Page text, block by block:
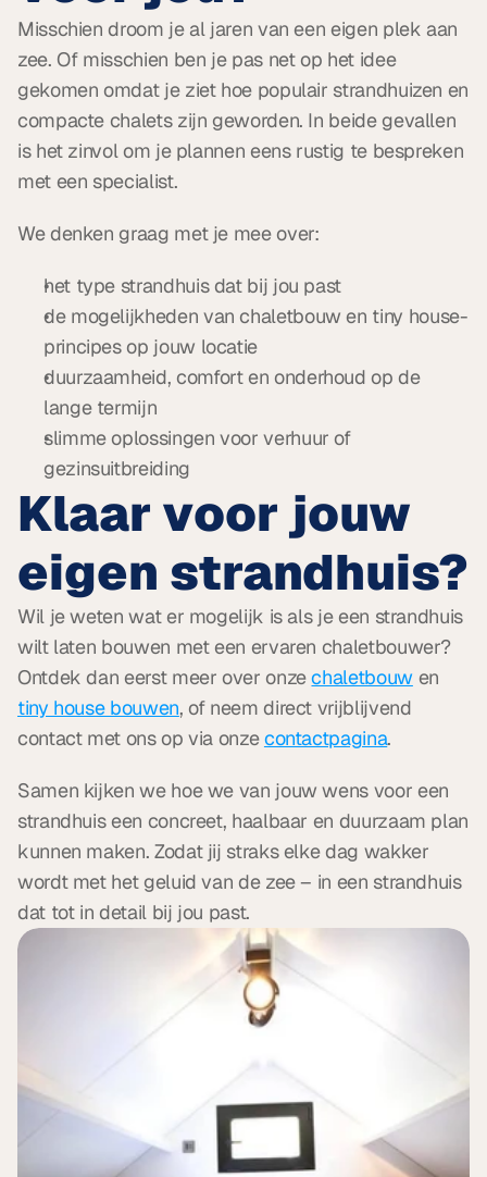
Misschien droom je al jaren van een eigen plek aan
zee. Of misschien ben je pas net op het idee
gekomen omdat je ziet hoe populair strandhuizen en
compacte chalets zijn geworden. In beide gevallen
is het zinvol om je plannen eens rustig te bespreken
met een specialist.
We denken graag met je mee over:
het type strandhuis dat bij jou past
de mogelijkheden van chaletbouw en tiny house-
principes op jouw locatie
duurzaamheid, comfort en onderhoud op de
lange termijn
slimme oplossingen voor verhuur of
gezinsuitbreiding
Klaar voor jouw
eigen strandhuis?
Wil je weten wat er mogelijk is als je een strandhuis
wilt laten bouwen met een ervaren chaletbouwer?
Ontdek dan eerst meer over onze chaletbouw
tiny house bouwen, of neem direct vrijblijvend
contact met ons op via onze contactpagina.
Samen kijken we hoe we van jouw wens voor een
strandhuis een concreet, haalbaar en duurzaam plan
kunnen maken. Zodat jij straks elke dag wakker
wordt met het geluid van de zee – in een strandhuis
dat tot in detail bij jou past.